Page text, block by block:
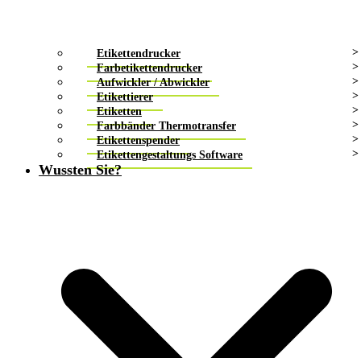
Etikettendrucker
Farbetikettendrucker
Aufwickler / Abwickler
Etikettierer
Etiketten
Farbbänder Thermotransfer
Etikettenspender
Etikettengestaltungs Software
Wussten Sie?